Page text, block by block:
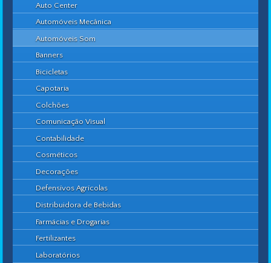
Auto Center
Automóveis Mecânica
Automóveis Som
Banners
Bicicletas
Capotaria
Colchões
Comunicação Visual
Contabilidade
Cosméticos
Decorações
Defensívos Agrícolas
Distribuidora de Bebidas
Farmácias e Drogarias
Fertilizantes
Laboratórios